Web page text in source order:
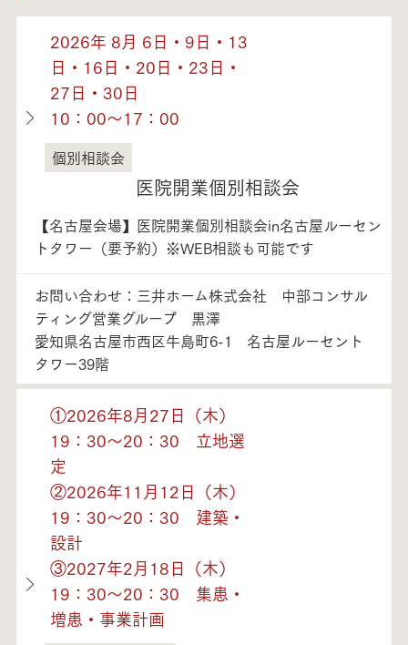
2026年 8月 6日・9日・13
日・16日・20日・23日・
27日・30日
10：00～17：00
愛知県
個別相談会
医院開業個別相談会
【名古屋会場】医院開業個別相談会in名古屋ルーセン
トタワー（要予約）※WEB相談も可能です
お問い合わせ：三井ホーム株式会社 中部コンサル
ティング営業グループ 黒澤
愛知県名古屋市西区牛島町6-1 名古屋ルーセント
タワー39階
①2026年8月27日（木）
19：30～20：30 立地選
定
②2026年11月12日（木）
19：30～20：30 建築・
設計
③2027年2月18日（木）
19：30～20：30 集患・
増患・事業計画